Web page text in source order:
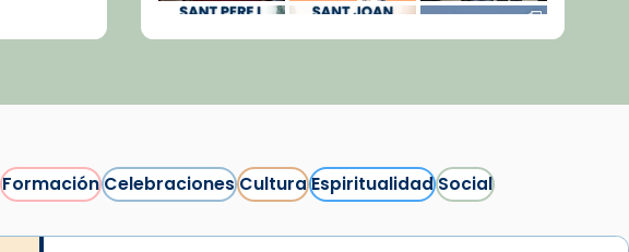
FormaciónCelebracionesCulturaEspiritualidadSocial